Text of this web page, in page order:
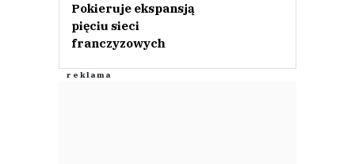
Pokieruje ekspansją
pięciu sieci
franczyzowych